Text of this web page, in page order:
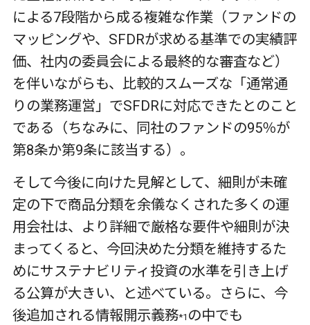
による7段階から成る複雑な作業（ファンドの
マッピングや、SFDRが求める基準での実績評
価、社内の委員会による最終的な審査など）
を伴いながらも、比較的スムーズな「通常通
りの業務運営」でSFDRに対応できたとのこと
である（ちなみに、同社のファンドの95％が
第8条か第9条に該当する）。
そして今後に向けた見解として、細則が未確
定の下で商品分類を余儀なくされた多くの運
用会社は、より詳細で厳格な要件や細則が決
まってくると、今回決めた分類を維持するた
めにサステナビリティ投資の水準を引き上げ
る公算が大きい、と述べている。さらに、今
後追加される情報開示義務*1 の中でも